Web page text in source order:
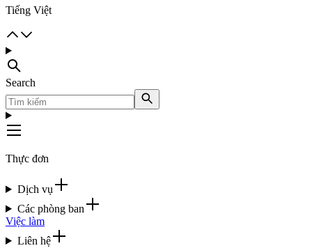
Tiếng Việt
Search
Thực đơn
Dịch vụ
Các phòng ban
Việc làm
Liên hệ